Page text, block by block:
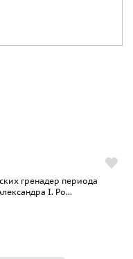
гренадер периода
I. Ро...